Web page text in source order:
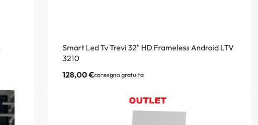
Smart Led Tv Trevi 32″ HD Frameless Android LTV
3210
128,00€consegna gratuita